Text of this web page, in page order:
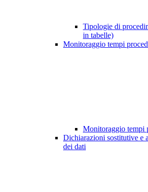
Tipologie di
in tabelle)
Monitoraggio tempi
Monitoraggio tempi
Dichiarazioni sostitutive e
dei dati